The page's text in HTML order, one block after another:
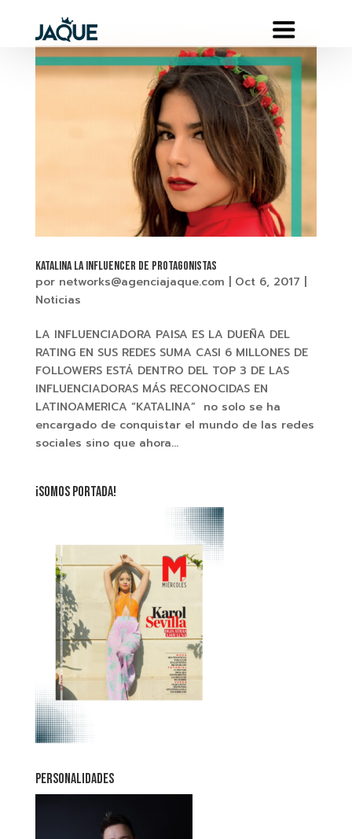
KATALINA la Influencer de PROTAGONISTAS
por networks@agenciajaque.com | Oct 6, 2017 |
Noticias
LA INFLUENCIADORA PAISA ES LA DUEÑA DEL
RATING EN SUS REDES SUMA CASI 6 MILLONES DE
FOLLOWERS ESTÁ DENTRO DEL TOP 3 DE LAS
INFLUENCIADORAS MÁS RECONOCIDAS EN
LATINOAMERICA “KATALINA” no solo se ha
encargado de conquistar el mundo de las redes
sociales sino que ahora...
¡SOMOS PORTADA!
PERSONALIDADES